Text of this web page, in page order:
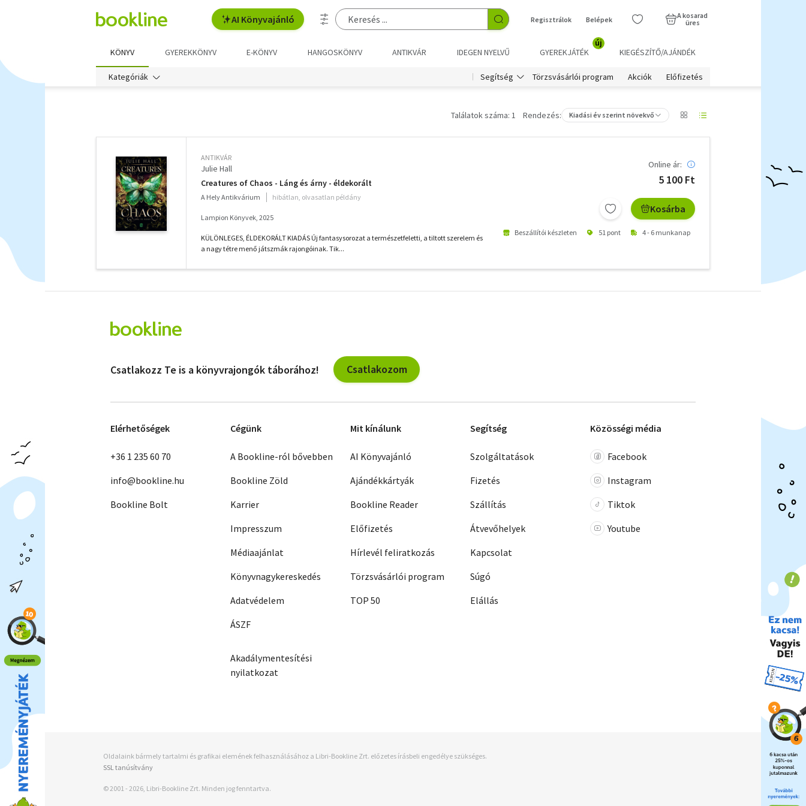
AI Könyvajánló Regisztrálok Belépek
A kosarad
üres
KÖNYV GYEREKKÖNYV E-KÖNYV HANGOSKÖNYV ANTIKVÁR IDEGEN NYELVŰ GYEREKJÁTÉK
új
KIEGÉSZÍTŐ/AJÁNDÉK
Kategóriák Segítség Törzsvásárlói program Akciók Előfizetés
Találatok száma: 1 Rendezés: Kiadási év szerint növekvő
ANTIKVÁR
Julie Hall
Creatures of Chaos - Láng és árny - éldekorált
A Hely Antikvárium hibátlan, olvasatlan példány
Lampion Könyvek, 2025
KÜLÖNLEGES, ÉLDEKORÁLT KIADÁS Új fantasysorozat a természetfeletti, a tiltott szerelem és
a nagy tétre menő játszmák rajongóinak. Tik...
Online ár:
5 100 Ft
Kosárba
Beszállítói készleten 51 pont 4 - 6 munkanap
szűrők
Csatlakozz Te is a könyvrajongók táborához! Csatlakozom
Elérhetőségek
+36 1 235 60 70
info@bookline.hu
Bookline Bolt
Cégünk
A Bookline-ról bővebben
Bookline Zöld
Karrier
Impresszum
Médiaajánlat
Könyvnagykereskedés
Adatvédelem
ÁSZF
Akadálymentesítési
nyilatkozat
Mit kínálunk
AI Könyvajánló
Ajándékkártyák
Bookline Reader
Előfizetés
Hírlevél feliratkozás
Törzsvásárlói program
TOP 50
Segítség
Szolgáltatások
Fizetés
Szállítás
Átvevőhelyek
Kapcsolat
Súgó
Elállás
Közösségi média
Facebook
Instagram
Tiktok
Youtube
Oldalaink bármely tartalmi és grafikai elemének felhasználásához a Libri-Bookline Zrt. előzetes írásbeli engedélye szükséges.
SSL tanúsítvány
© 2001 - 2026, Libri-Bookline Zrt. Minden jog fenntartva.